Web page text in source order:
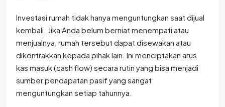
Investasi rumah tidak hanya menguntungkan saat dijual
kembali. Jika Anda belum berniat menempati atau
menjualnya, rumah tersebut dapat disewakan atau
dikontrakkan kepada pihak lain. Ini menciptakan arus
kas masuk (cash flow) secara rutin yang bisa menjadi
sumber pendapatan pasif yang sangat
menguntungkan setiap tahunnya.